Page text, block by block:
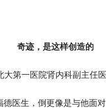
奇迹，是这样创造的
第一医院肾内科副主任
德医生，倒更像是与他面